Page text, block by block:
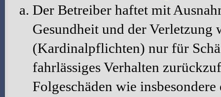
Der Betreiber haftet mit
Gesundheit und der
(Kardinalpflichten) nur für
fahrlässiges Verhalten
Folgeschäden wie